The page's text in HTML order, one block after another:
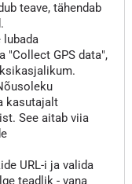
teave, tähendab
lubada
"Collect GPS data",
kasutajalt
See aitab viia
URL-i ja valida
teadlik - vana